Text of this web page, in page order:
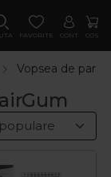
FAVORITE CONT COS
Vopsea de par